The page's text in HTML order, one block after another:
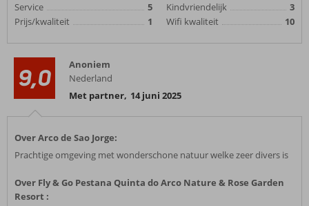
Service
5
Prijs/kwaliteit
1
Kindvriendelijk
3
Wifi kwaliteit
10
9,0
Anoniem
Nederland
Met partner, 14 juni 2025
Over Arco de Sao Jorge:
Prachtige omgeving met wonderschone natuur welke zeer divers is
Over Fly & Go Pestana Quinta do Arco Nature & Rose Garden
Resort :